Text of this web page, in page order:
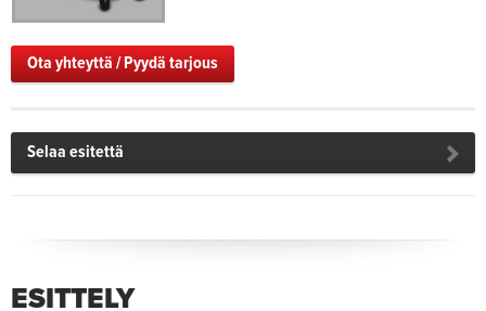
Ota yhteyttä / Pyydä tarjous
Selaa esitettä
ESITTELY